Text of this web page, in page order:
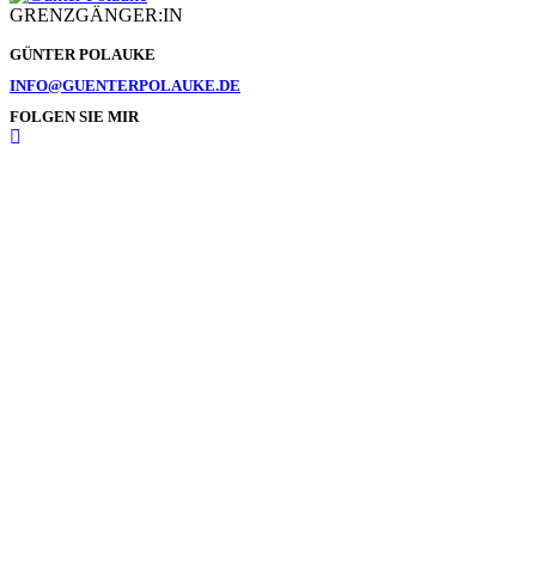
GRENZGÄNGER:IN
GÜNTER POLAUKE
INFO@GUENTERPOLAUKE.DE
FOLGEN SIE MIR